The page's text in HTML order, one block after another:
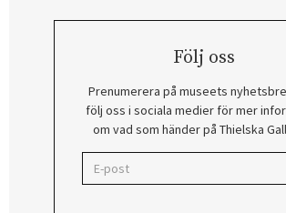
Följ oss
Prenumerera på museets
följ oss i sociala medier för mer
om vad som händer på Thielska